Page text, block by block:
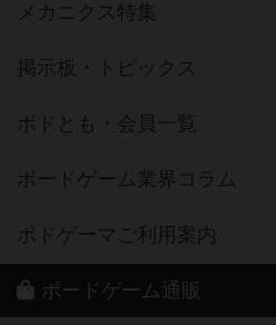
メカニクス特集
掲示板・トピックス
ボドとも・会員一覧
ボードゲーム業界コラム
ボドゲーマご利用案内
ボードゲーム通販